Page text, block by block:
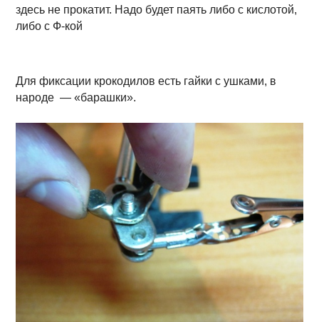
здесь не прокатит. Надо будет паять либо с кислотой,
либо с Ф-кой
Для фиксации крокодилов есть гайки с ушками, в
народе — «барашки».